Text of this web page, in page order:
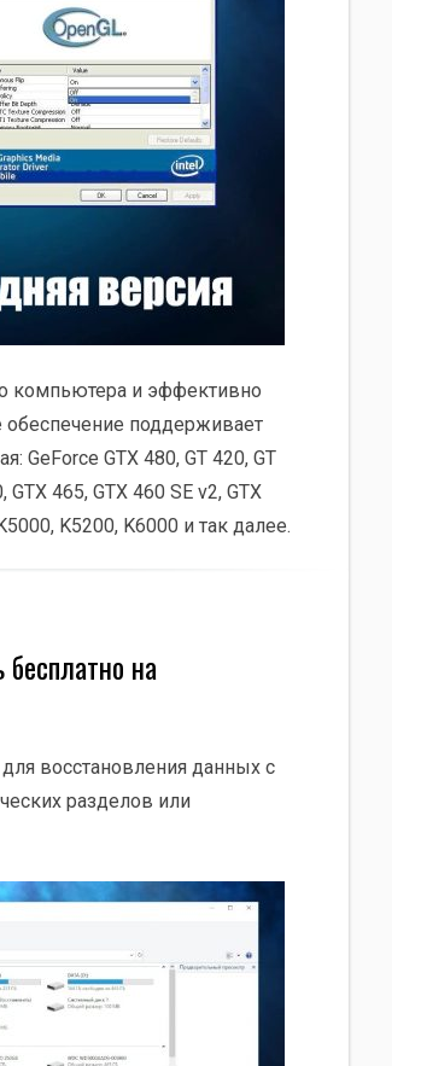
компьютера и эффективно
поддерживает
GeForce GTX 480, GT 420, GT
GTX 465, GTX 460 SE v2, GTX
K5200, K6000 и так далее.
на
восстановления данных с
разделов или